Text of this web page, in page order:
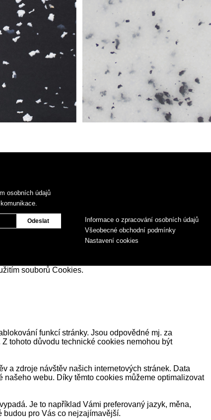
Informace o zpracování osobních údajů
Všeobecné obchodní podmínky
Nastavení cookies
osobních údajů
souborů Cookies.
funkcí stránky. Jsou odpovědné mj. za
tohoto důvodu technické cookies nemohou být
a zdroje návštěv našich internetových stránek. Data
webu. Díky těmto cookies můžeme optimalizovat
Je to například Vámi preferovaný jazyk, měna,
budou pro Vás co nejzajímavější.